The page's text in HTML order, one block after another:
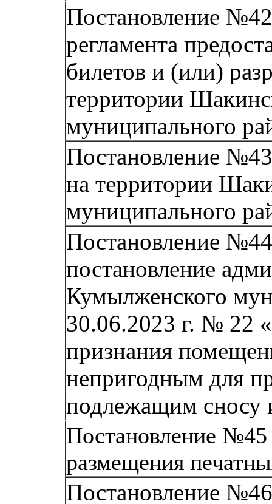
Постановление
регламента
билетов и (или)
территории
муниципального
Постановление
на территории
муниципального
Постановление
постановление
Кумылженского
30.06.2023 г. № 22
признания
непригодным для
подлежащим сносу
Постановление №45
размещения
Постановление